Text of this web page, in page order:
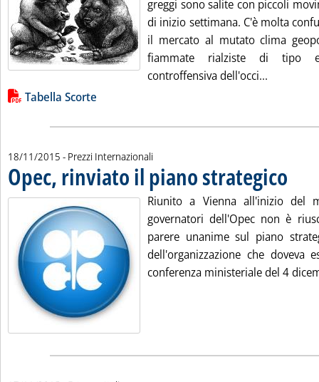
greggi sono salite con piccoli
di inizio settimana. C'è molta
il mercato al mutato clima
fiammate rialziste di tipo
controffensiva dell'occi...
Lista allegati PDF alla notizia
Tabella Scorte
18/11/2015 - Prezzi Internazionali
Opec, rinviato il piano strategico
Riunito a Vienna all'inizio del
governatori dell'Opec non è
parere unanime sul piano
dell'organizzazione che doveva
conferenza ministeriale del 4